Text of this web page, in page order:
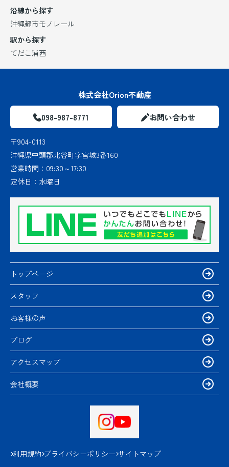
沿線から探す
沖縄都市モノレール
駅から探す
てだこ浦西
株式会社Orion不動産
098-987-8771 お問い合わせ
〒904-0113
沖縄県中頭郡北谷町字宮城3番160
営業時間： 09:30～17:30
定休日： 水曜日
トップページ
スタッフ
お客様の声
ブログ
アクセスマップ
会社概要
利用規約 プライバシーポリシー サイトマップ